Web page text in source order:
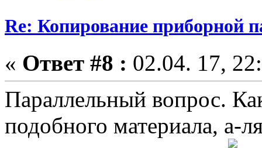
Re: Копирование приборной
« Ответ #8 : 02.04. 17,
Параллельный вопрос.
подобного материала, а-